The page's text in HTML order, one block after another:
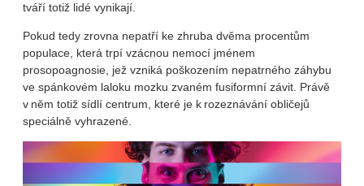
tváří totiž lidé vynikají.
Pokud tedy zrovna nepatří ke zhruba dvěma procentům
populace, která trpí vzácnou nemocí jménem
prosopoagnosie, jež vzniká poškozením nepatrného záhybu
ve spánkovém laloku mozku zvaném fusiformní závit. Právě
v něm totiž sídlí centrum, které je k rozeznávání obličejů
speciálně vyhrazené.